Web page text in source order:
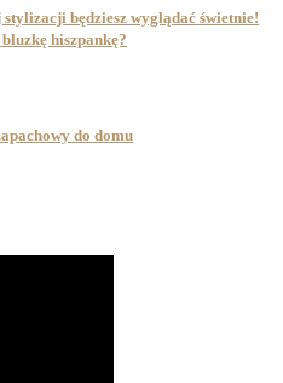
będziesz wyglądać świetnie!
hiszpankę?
do domu